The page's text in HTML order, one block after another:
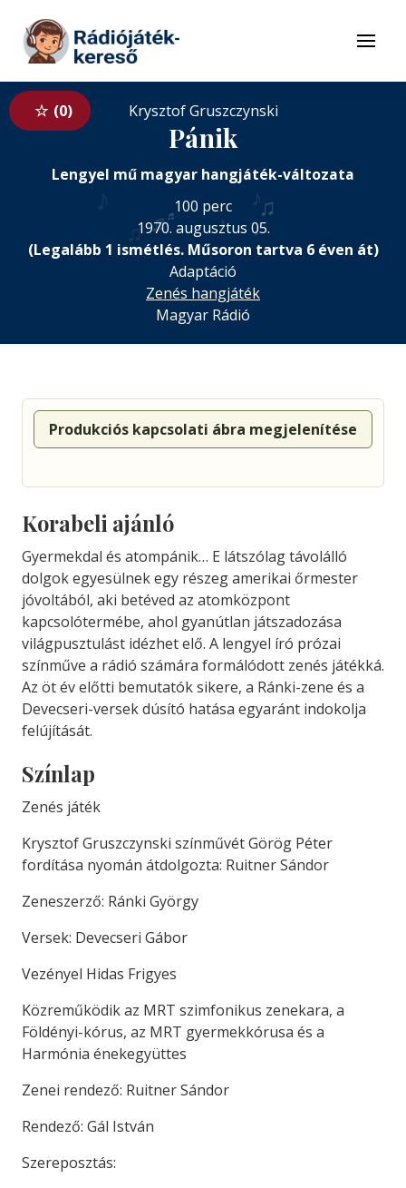
Tovább a tartalomhoz
Menü
0
♪
♫ ♬
♪
♩
♫
♪
♬
Krysztof Gruszczynski
Pánik
Lengyel mű magyar hangjáték-változata
100 perc
1970. augusztus 05.
(Legalább 1 ismétlés. Műsoron tartva 6 éven át)
Adaptáció
Zenés hangjáték
Magyar Rádió
Produkciós kapcsolati ábra megjelenítése
Korabeli ajánló
Gyermekdal és atompánik… E látszólag távolálló
dolgok egyesülnek egy részeg amerikai őrmester
jóvoltából, aki betéved az atomközpont
kapcsolótermébe, ahol gyanútlan játszadozása
világpusztulást idézhet elő. A lengyel író prózai
színműve a rádió számára formálódott zenés játékká.
Az öt év előtti bemutatók sikere, a Ránki-zene és a
Devecseri-versek dúsító hatása egyaránt indokolja
felújítását.
Színlap
Zenés játék
Krysztof Gruszczynski színművét Görög Péter
fordítása nyomán átdolgozta: Ruitner Sándor
Zeneszerző: Ránki György
Versek: Devecseri Gábor
Vezényel Hidas Frigyes
Közreműködik az MRT szimfonikus zenekara, a
Földényi-kórus, az MRT gyermekkórusa és a
Harmónia énekegyüttes
Zenei rendező: Ruitner Sándor
Rendező: Gál István
Szereposztás: